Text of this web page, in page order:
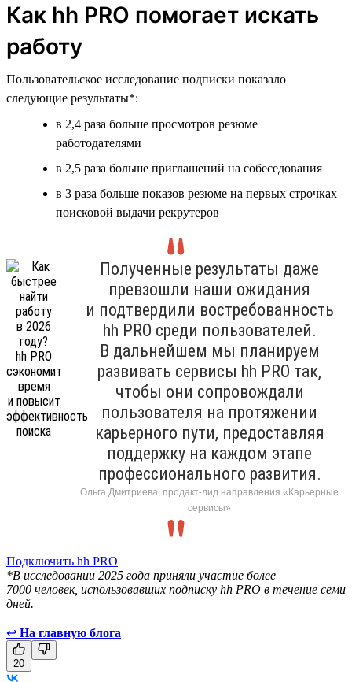
Как hh PRO помогает искать
работу
Пользовательское исследование подписки показало
следующие результаты*:
в 2,4 раза больше просмотров резюме
работодателями
в 2,5 раза больше приглашений на собеседования
в 3 раза больше показов резюме на первых строчках
поисковой выдачи рекрутеров
Полученные результаты даже
превзошли наши ожидания
и подтвердили востребованность
hh PRO среди пользователей.
В дальнейшем мы планируем
развивать сервисы hh PRO так,
чтобы они сопровождали
пользователя на протяжении
карьерного пути, предоставляя
поддержку на каждом этапе
профессионального развития.
Ольга Дмитриева, продакт-лид направления «Карьерные
сервисы»
Подключить hh PRO
*В исследовании 2025 года приняли участие более
7000 человек, использовавших подписку hh PRO в течение семи
дней.
↩ На главную блога
20